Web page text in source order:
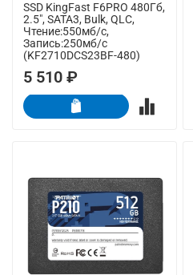
SSD KingFast F6PRO 480Гб,
2.5", SATA3, Bulk, QLC,
Чтение:550мб/с,
Запись:250мб/с
(KF2710DCS23BF-480)
5 510 ₽